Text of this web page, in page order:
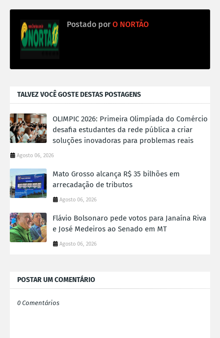
Postado por O NORTÃO
TALVEZ VOCÊ GOSTE DESTAS POSTAGENS
OLIMPIC 2026: Primeira Olimpíada do Comércio
desafia estudantes da rede pública a criar
soluções inovadoras para problemas reais
Agosto 06, 2026
Mato Grosso alcança R$ 35 bilhões em
arrecadação de tributos
Agosto 06, 2026
Flávio Bolsonaro pede votos para Janaína Riva
e José Medeiros ao Senado em MT
Agosto 06, 2026
POSTAR UM COMENTÁRIO
0 Comentários